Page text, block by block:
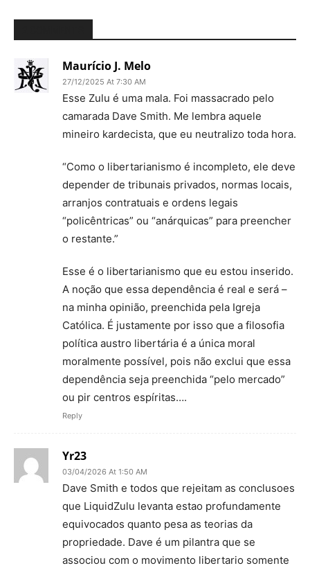
Maurício J. Melo
27/12/2025 At 7:30 AM
Esse Zulu é uma mala. Foi massacrado pelo
camarada Dave Smith. Me lembra aquele
mineiro kardecista, que eu neutralizo toda hora.
“Como o libertarianismo é incompleto, ele deve
depender de tribunais privados, normas locais,
arranjos contratuais e ordens legais
“policêntricas” ou “anárquicas” para preencher
o restante.”
Esse é o libertarianismo que eu estou inserido.
A noção que essa dependência é real e será –
na minha opinião, preenchida pela Igreja
Católica. É justamente por isso que a filosofia
política austro libertária é a única moral
moralmente possível, pois não exclui que essa
dependência seja preenchida “pelo mercado”
ou pir centros espíritas….
Reply
Yr23
03/04/2026 At 1:50 AM
Dave Smith e todos que rejeitam as conclusoes
que LiquidZulu levanta estao profundamente
equivocados quanto pesa as teorias da
propriedade. Dave é um pilantra que se
associou com o movimento libertario somente